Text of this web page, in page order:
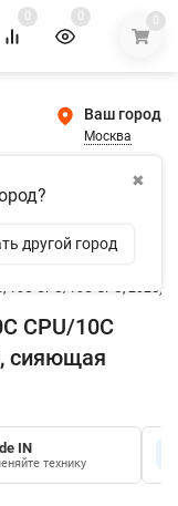
0 0 0
Ваш город
Москва
✖
другой город
и получи
в
10C CPU/10C GPU,
CPU/10C
сияющая
IN
технику